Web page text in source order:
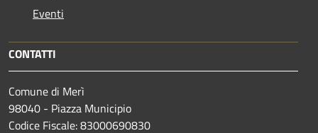
Eventi
CONTATTI
Comune di Merì
98040 - Piazza Municipio
Codice Fiscale: 83000690830